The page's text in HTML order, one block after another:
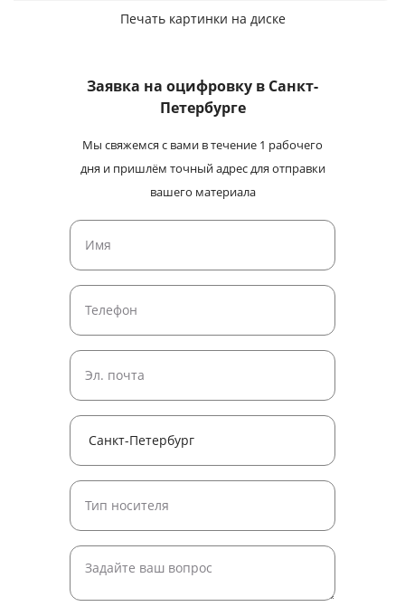
Печать картинки на диске
Заявка на оцифровку в Санкт-
Петербурге
Мы свяжемся с вами в течение 1 рабочего
дня и пришлём точный адрес для отправки
вашего материала